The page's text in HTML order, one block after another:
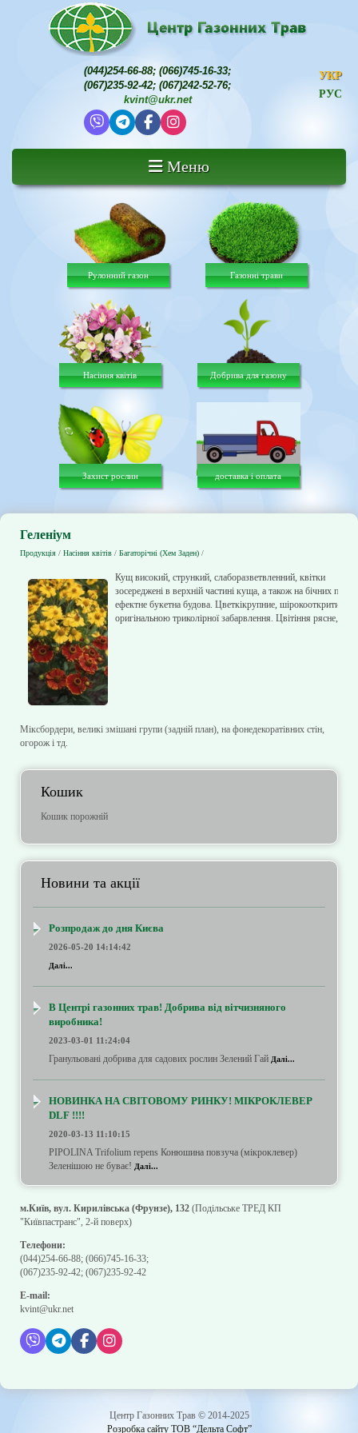
(044)254-66-88; (066)745-16-33;
(067)235-92-42; (067)242-52-76;
kvint@ukr.net
УКР
РУС
Меню
Рулонний газон Газонні трави
Насіння квітів Добрива для газону
Захист рослин доставка і оплата
Геленіум
Продукція / Насіння квітів / Багаторічні (Хем Заден) /
Кущ високий, стрункий, слаборазветвленний, квітки
зосереджені в верхній частині куща, а також на бічних
ефектне букетна будова. Цветкікрупние, шірокооткритие,
оригінальною триколірної забарвлення. Цвітіння рясне,
Міксбордери, великі змішані групи (задній план), на фонедекоратівних стін,
огорож і тд.
Кошик
Кошик порожній
Новини та акції
Розпродаж до дня Києва
2026-05-20 14:14:42
Далі...
В Центрі газонних трав! Добрива від вітчизняного
виробника!
2023-03-01 11:24:04
Гранульовані добрива для садових рослин Зелений Гай Далі...
НОВИНКА НА СВІТОВОМУ РИНКУ! МІКРОКЛЕВЕР
DLF !!!!
2020-03-13 11:10:15
PIPOLINA Trifolium repens Конюшина повзуча (мікроклевер)
Зеленішою не буває! Далі...
м.Київ, вул. Кирилівська (Фрунзе), 132 (Подільське ТРЕД КП
"Київпастранс", 2-й поверх)
Телефони:
(044)254-66-88; (066)745-16-33;
(067)235-92-42; (067)235-92-42
E-mail:
kvint@ukr.net
Центр Газонних Трав © 2014-2025
Розробка сайту ТОВ “Дельта Софт”